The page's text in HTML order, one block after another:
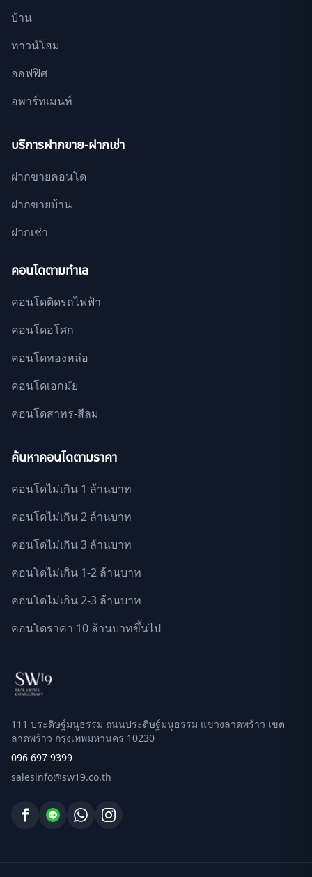
บ้าน
ทาวน์โฮม
ออฟฟิศ
อพาร์ทเมนท์
บริการฝากขาย-ฝากเช่า
ฝากขายคอนโด
ฝากขายบ้าน
ฝากเช่า
คอนโดตามทำเล
คอนโดติดรถไฟฟ้า
คอนโดอโศก
คอนโดทองหล่อ
คอนโดเอกมัย
คอนโดสาทร-สีลม
ค้นหาคอนโดตามราคา
คอนโดไม่เกิน 1 ล้านบาท
คอนโดไม่เกิน 2 ล้านบาท
คอนโดไม่เกิน 3 ล้านบาท
คอนโดไม่เกิน 1-2 ล้านบาท
คอนโดไม่เกิน 2-3 ล้านบาท
คอนโดราคา 10 ล้านบาทขึ้นไป
111 ประดิษฐ์มนูธรรม ถนนประดิษฐ์มนูธรรม แขวงลาดพร้าว เขต
ลาดพร้าว กรุงเทพมหานคร 10230
096 697 9399
salesinfo@sw19.co.th